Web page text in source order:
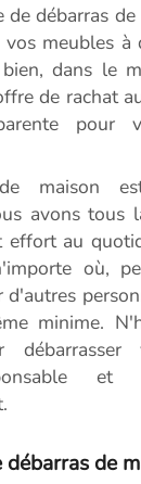
de débarras
meubles à
dans le
de rachat
pour
maison
avons tous
effort au
où,
minime.
et
débarras de